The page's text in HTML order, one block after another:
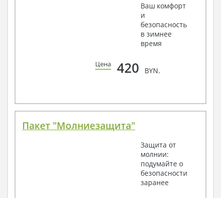
Ваш комфорт
и
безопасность
в зимнее
время
Цена 420 BYN.
Пакет "Молниезащита"
Защита от
молнии:
подумайте о
безопасности
заранее